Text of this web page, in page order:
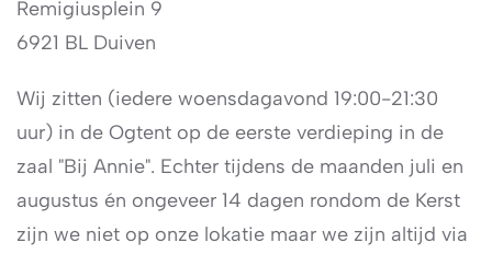
Remigiusplein 9
6921 BL Duiven
Wij zitten (iedere woensdagavond 19:00-21:30
uur) in de Ogtent op de eerste verdieping in de
zaal "Bij Annie". Echter tijdens de maanden juli en
augustus én ongeveer 14 dagen rondom de Kerst
zijn we niet op onze lokatie maar we zijn altijd via